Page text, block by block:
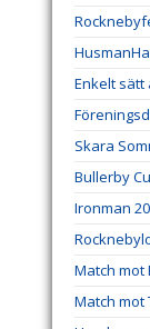
Enkelt sätt
Skara
Bullerby
Ironman
Match mot
Match mot